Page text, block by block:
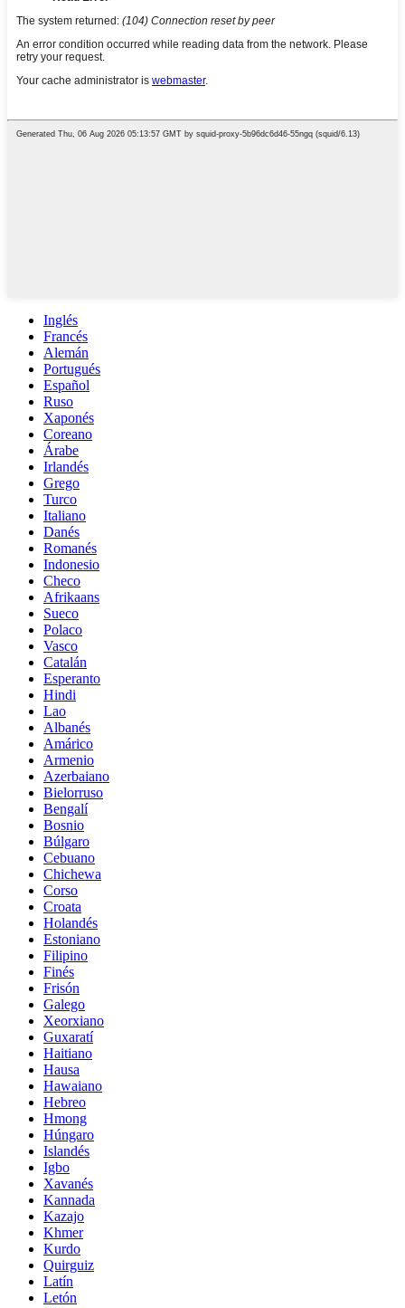
Inglés
Francés
Alemán
Portugués
Español
Ruso
Xaponés
Coreano
Árabe
Irlandés
Grego
Turco
Italiano
Danés
Romanés
Indonesio
Checo
Afrikaans
Sueco
Polaco
Vasco
Catalán
Esperanto
Hindi
Lao
Albanés
Amárico
Armenio
Azerbaiano
Bielorruso
Bengalí
Bosnio
Búlgaro
Cebuano
Chichewa
Corso
Croata
Holandés
Estoniano
Filipino
Finés
Frisón
Galego
Xeorxiano
Guxaratí
Haitiano
Hausa
Hawaiano
Hebreo
Hmong
Húngaro
Islandés
Igbo
Xavanés
Kannada
Kazajo
Khmer
Kurdo
Quirguiz
Latín
Letón